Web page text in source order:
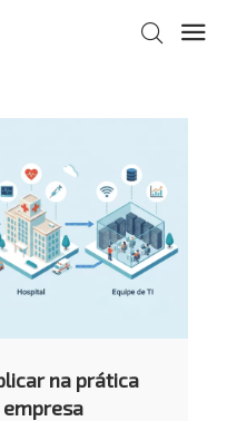
na prática